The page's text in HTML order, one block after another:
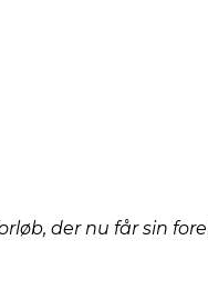
der nu får sin